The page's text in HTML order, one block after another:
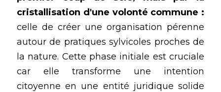
cristallisation d'une volonté commune :
celle de créer une organisation pérenne
autour de pratiques sylvicoles proches de
la nature. Cette phase initiale est cruciale
car elle transforme une intention
citoyenne en une entité juridique solide